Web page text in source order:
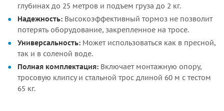
глубинах до 25 метров и подъем груза до 2 кг.
Надежность: Высокоэффективный тормоз не позволит
потерять оборудование, закрепленное на тросе.
Универсальность: Может использоваться как в пресной,
так и в соленой воде.
Полная комплектация: Включает монтажную опору,
тросовую клипсу и стальной трос длиной 60 м с тестом
65 кг.